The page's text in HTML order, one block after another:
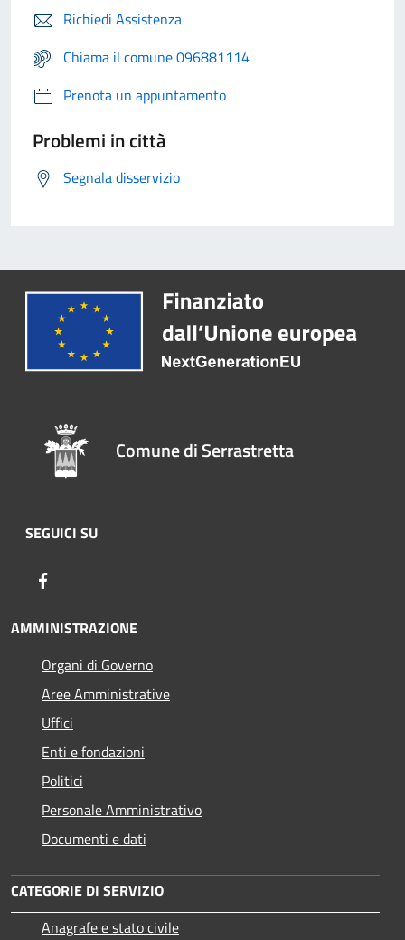
Richiedi Assistenza
Chiama il comune 096881114
Prenota un appuntamento
Problemi in città
Segnala disservizio
Comune di Serrastretta
SEGUICI SU
AMMINISTRAZIONE
Organi di Governo
Aree Amministrative
Uffici
Enti e fondazioni
Politici
Personale Amministrativo
Documenti e dati
CATEGORIE DI SERVIZIO
Anagrafe e stato civile